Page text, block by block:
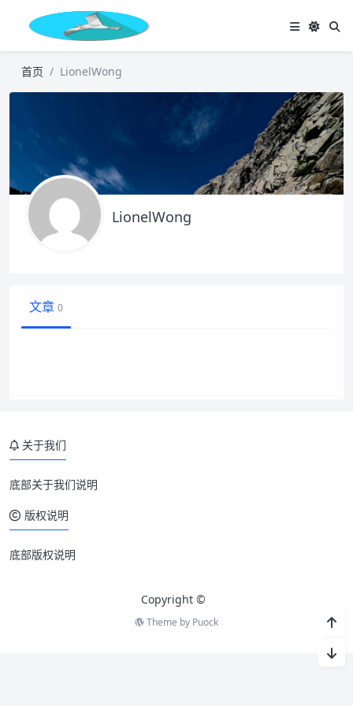
首页 LionelWong
LionelWong
文章 0
关于我们
底部关于我们说明
版权说明
底部版权说明
Copyright ©
Theme by Puock